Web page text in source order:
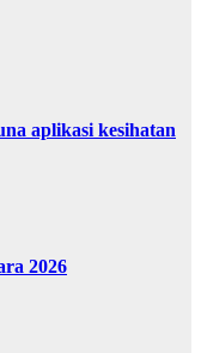
aplikasi kesihatan
2026